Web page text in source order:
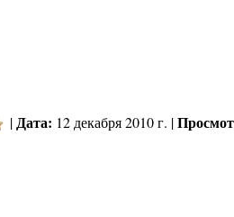
|Дата: 12 декабря 2010 г. |